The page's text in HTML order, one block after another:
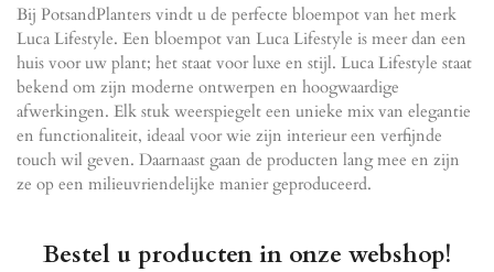
Bij PotsandPlanters vindt u de perfecte bloempot van het merk
Luca Lifestyle. Een bloempot van Luca Lifestyle is meer dan een
huis voor uw plant; het staat voor luxe en stijl. Luca Lifestyle staat
bekend om zijn moderne ontwerpen en hoogwaardige
afwerkingen. Elk stuk weerspiegelt een unieke mix van elegantie
en functionaliteit, ideaal voor wie zijn interieur een verfijnde
touch wil geven. Daarnaast gaan de producten lang mee en zijn
ze op een milieuvriendelijke manier geproduceerd.
Bestel u producten in onze webshop!